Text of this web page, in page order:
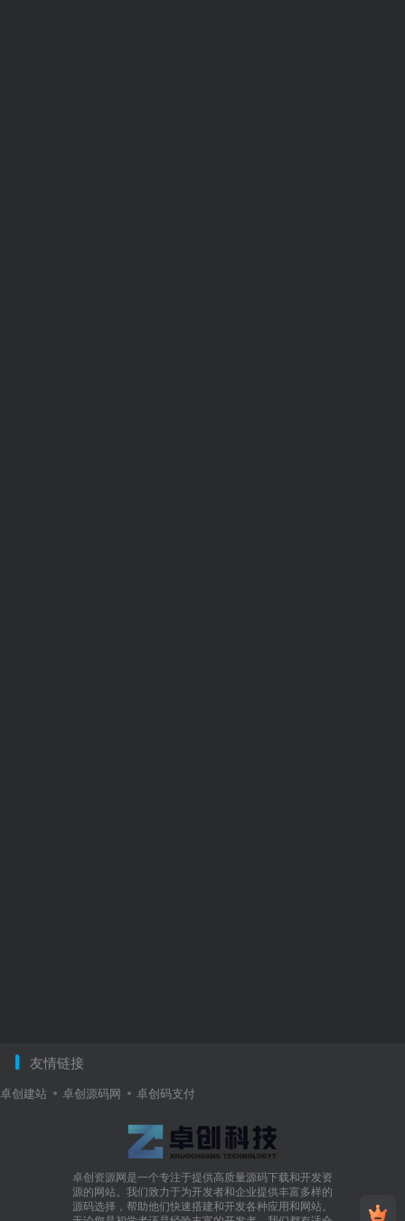
友情链接
卓创建站 卓创源码网 卓创码支付
卓创资源网是一个专注于提供高质量源码下载和开发资
源的网站。我们致力于为开发者和企业提供丰富多样的
源码选择，帮助他们快速搭建和开发各种应用和网站。